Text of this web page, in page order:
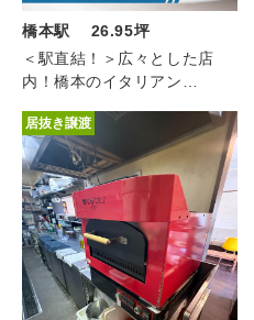
橋本駅 26.95坪
＜駅直結！＞広々とした店
内！橋本のイタリアン
居抜き譲渡